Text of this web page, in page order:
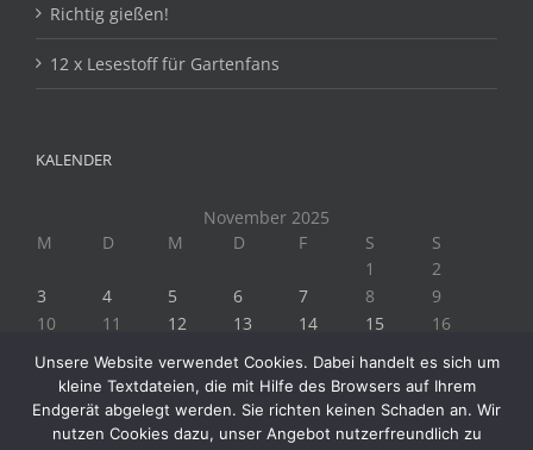
Richtig gießen!
12 x Lesestoff für Gartenfans
KALENDER
November 2025
M
D M D F S
S
1
2
3
4 5 6 7 8
9
10
11 12 13 14 15
16
25 26 27 28 29
30
« Okt.
Dez. »
Unsere Website verwendet Cookies. Dabei handelt es sich um
kleine Textdateien, die mit Hilfe des Browsers auf Ihrem
Endgerät abgelegt werden. Sie richten keinen Schaden an. Wir
nutzen Cookies dazu, unser Angebot nutzerfreundlich zu